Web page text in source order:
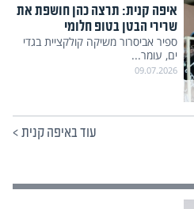
איפה קנית: תרצה כהן חושפת את
שרירי הבטן בטופ חלומי
ספיר אביסרור משיקה קולקציית בגדי
ים, עומר...
09.07.2026
עוד באיפה קנית>